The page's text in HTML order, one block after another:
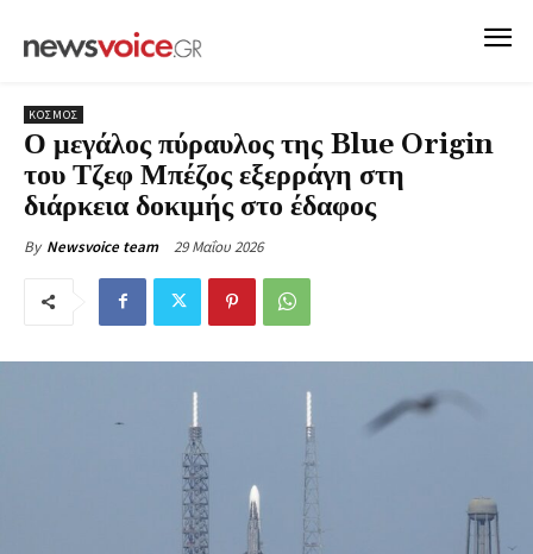
ΚΟΣΜΟΣ
Ο μεγάλος πύραυλος της Blue Origin
του Τζεφ Μπέζος εξερράγη στη
διάρκεια δοκιμής στο έδαφος
By Newsvoice team 29 Μαΐου 2026